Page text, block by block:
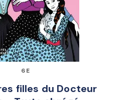
6E
filles du Docteur